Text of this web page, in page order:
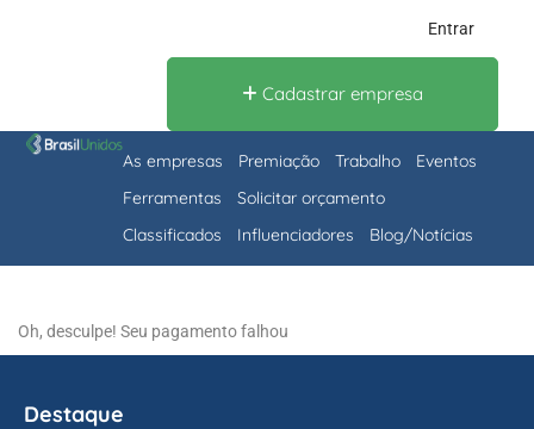
Entrar
Cadastrar empresa
As empresas Premiação Trabalho
Eventos
Ferramentas
Solicitar orçamento
Classificados
Influenciadores Blog/Notícias
Oh, desculpe! Seu pagamento falhou
Destaque